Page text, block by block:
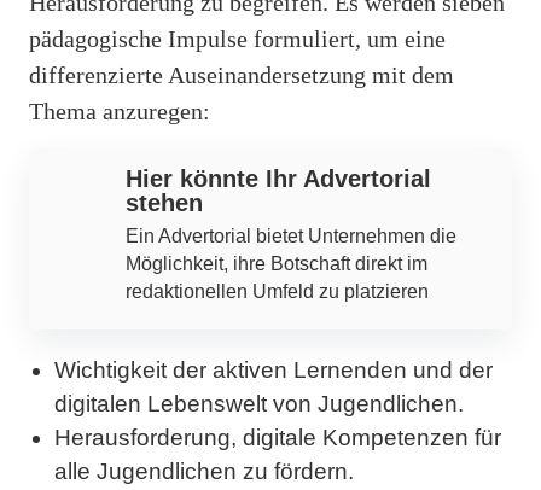
pädagogische Impulse formuliert, um eine
differenzierte Auseinandersetzung mit dem
Thema anzuregen:
Hier könnte Ihr Advertorial
stehen
Ein Advertorial bietet Unternehmen die
Möglichkeit, ihre Botschaft direkt im
redaktionellen Umfeld zu platzieren
Wichtigkeit der aktiven Lernenden und der
digitalen Lebenswelt von Jugendlichen.
Herausforderung, digitale Kompetenzen für
alle Jugendlichen zu fördern.